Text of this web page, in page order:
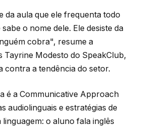
da aula que ele frequenta todo
o nome dele. Ele desiste da
cobra", resume a
Tayrine Modesto do SpeakClub,
contra a tendência do setor.
é a Communicative Approach
audiolinguais e estratégias de
o aluno fala inglês